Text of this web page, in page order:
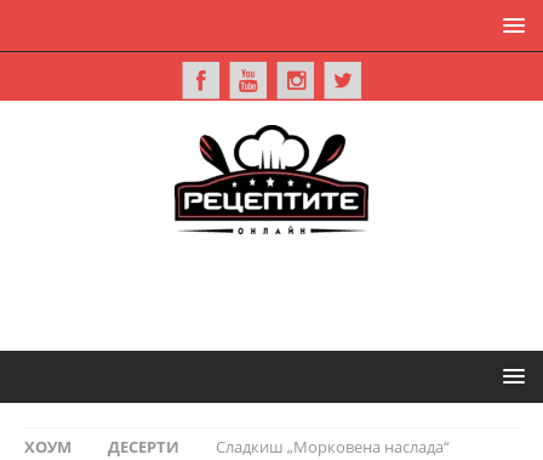
ХОУМ ДЕСЕРТИ Сладкиш „Морковена наслада“